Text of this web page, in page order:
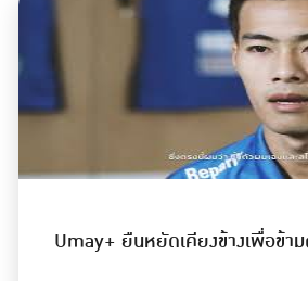
Umay+ ยืนหยัดเคียงข้างเพื่อข้า